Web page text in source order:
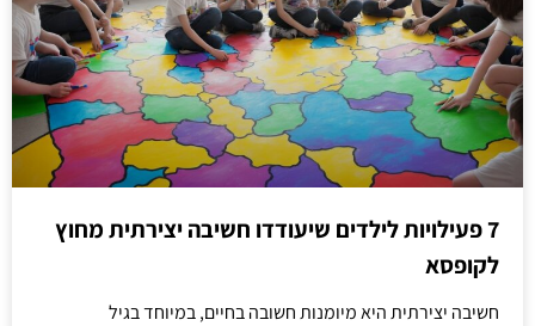
7 פעילויות לילדים שיעודדו חשיבה יצירתית מחוץ
לקופסא
חשיבה יצירתית היא מיומנות חשובה בחיים, במיוחד בגיל